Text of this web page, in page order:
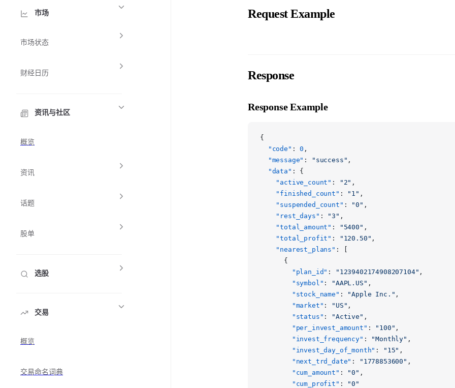
市场
市场状态
财经日历
资讯与社区
概览
资讯
话题
股单
选股
交易
概览
交易命名词典
Request Example
Response
Response Example
{
  "code"
: 0 ,
  "message"
: "success" ,
  "data"
: {
    "active_count"
: "2" ,
    "finished_count"
: "1" ,
    "suspended_count"
: "0" ,
    "rest_days"
: "3" ,
    "total_amount"
: "5400" ,
    "total_profit"
: "120.50" ,
    "nearest_plans"
: [
      {
        "plan_id"
: "1239402174908207104" ,
        "symbol"
: "AAPL.US" ,
        "stock_name"
: "Apple Inc." ,
        "market"
: "US" ,
        "status"
: "Active" ,
        "per_invest_amount"
: "100" ,
        "invest_frequency"
: "Monthly" ,
        "invest_day_of_month"
: "15" ,
        "next_trd_date"
: "1778853600" ,
        "cum_amount"
: "0" ,
        "cum_profit"
:
"0"